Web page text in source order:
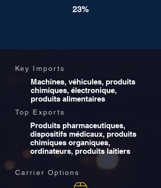
23%
Key Imports
Machines, véhicules, produits
chimiques, électronique,
produits alimentaires
Top Exports
Produits pharmaceutiques,
dispositifs médicaux, produits
chimiques organiques,
ordinateurs, produits laitiers
Carrier Options